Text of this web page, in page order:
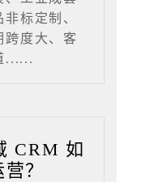
标定制、
跨度大、客
......
CRM 如
？